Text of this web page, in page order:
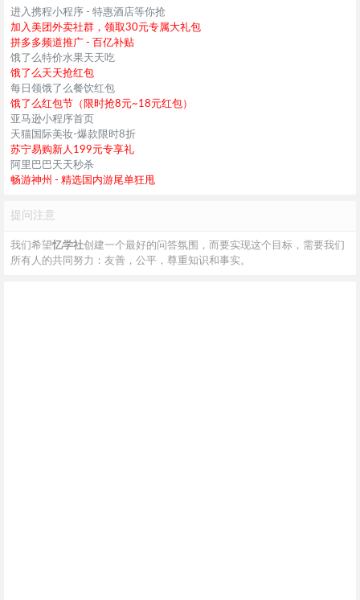
进入携程小程序 - 特惠酒店等你抢
加入美团外卖社群，领取30元专属大礼包
拼多多频道推广 - 百亿补贴
饿了么特价水果天天吃
饿了么天天抢红包
每日领饿了么餐饮红包
饿了么红包节（限时抢8元~18元红包）
亚马逊小程序首页
天猫国际美妆-爆款限时8折
苏宁易购新人199元专享礼
阿里巴巴天天秒杀
畅游神州 - 精选国内游尾单狂甩
提问注意
我们希望忆学社创建一个最好的问答氛围，而要实现这个目标，需要我们
所有人的共同努力：友善，公平，尊重知识和事实。